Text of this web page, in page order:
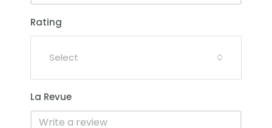
Rating
Select
La Revue